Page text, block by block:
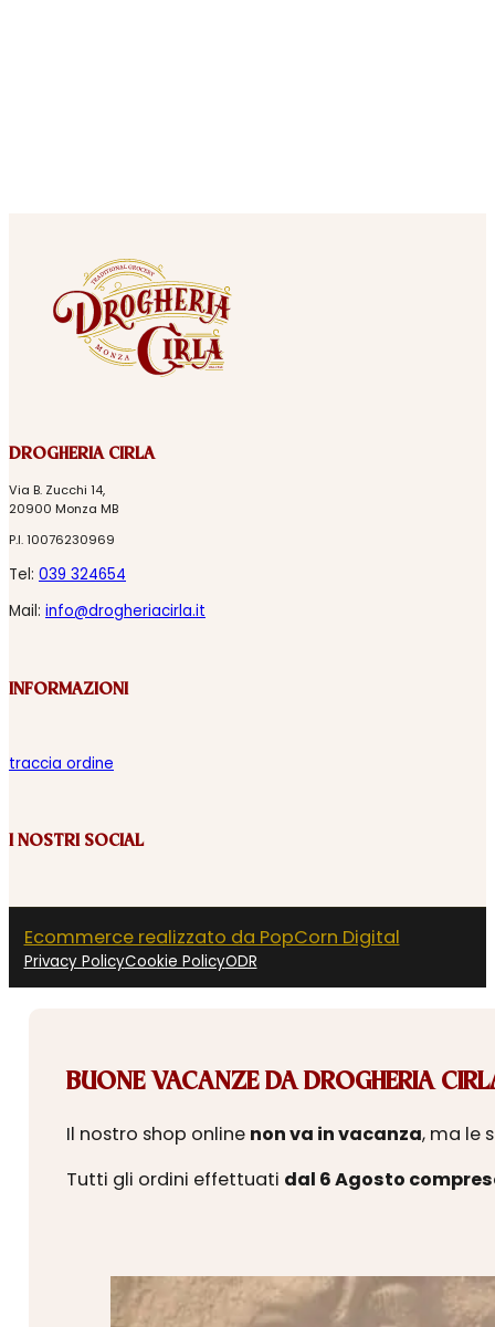
DROGHERIA CIRLA
Via B. Zucchi 14,
20900 Monza MB
P.I. 10076230969
Tel: 039 324654
Mail: info@drogheriacirla.it
INFORMAZIONI
traccia ordine
I NOSTRI SOCIAL
Ecommerce realizzato da PopCorn Digital
Privacy PolicyCookie PolicyODR
BUONE VACANZE DA DROGHERIA
Il nostro shop online non va in vacanza, ma le
Tutti gli ordini effettuati dal 6 Agosto